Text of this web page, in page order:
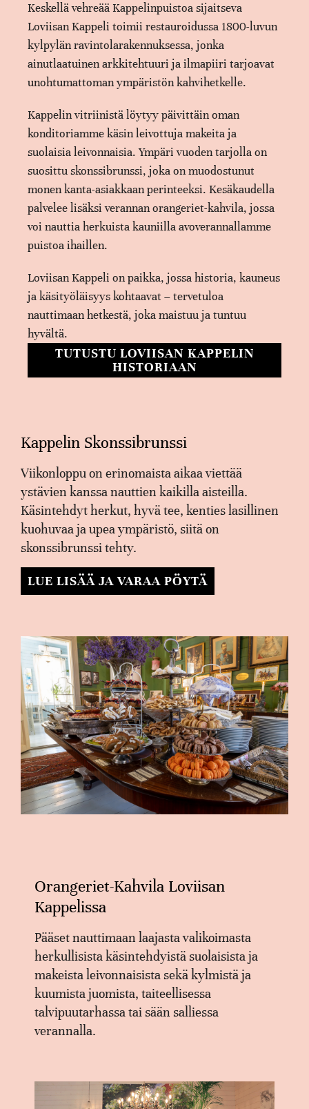
Keskellä vehreää Kappelinpuistoa sijaitseva
Loviisan Kappeli toimii restauroidussa 1800-luvun
kylpylän ravintolarakennuksessa, jonka
ainutlaatuinen arkkitehtuuri ja ilmapiiri tarjoavat
unohtumattoman ympäristön kahvihetkelle.
Kappelin vitriinistä löytyy päivittäin oman
konditoriamme käsin leivottuja makeita ja
suolaisia leivonnaisia. Ympäri vuoden tarjolla on
suosittu skonssibrunssi, joka on muodostunut
monen kanta-asiakkaan perinteeksi. Kesäkaudella
palvelee lisäksi verannan orangeriet-kahvila, jossa
voi nauttia herkuista kauniilla avoverannallamme
puistoa ihaillen.
Loviisan Kappeli on paikka, jossa historia, kauneus
ja käsityöläisyys kohtaavat – tervetuloa
nauttimaan hetkestä, joka maistuu ja tuntuu
hyvältä.
TUTUSTU LOVIISAN KAPPELIN
HISTORIAAN
Kappelin Skonssibrunssi
Viikonloppu on erinomaista aikaa viettää
ystävien kanssa nauttien kaikilla aisteilla.
Käsintehdyt herkut, hyvä tee, kenties lasillinen
kuohuvaa ja upea ympäristö, siitä on
skonssibrunssi tehty.
LUE LISÄÄ JA VARAA PÖYTÄ
Orangeriet-Kahvila Loviisan
Kappelissa
Pääset nauttimaan laajasta valikoimasta
herkullisista käsintehdyistä suolaisista ja
makeista leivonnaisista sekä kylmistä ja
kuumista juomista, taiteellisessa
talvipuutarhassa tai sään salliessa
verannalla.